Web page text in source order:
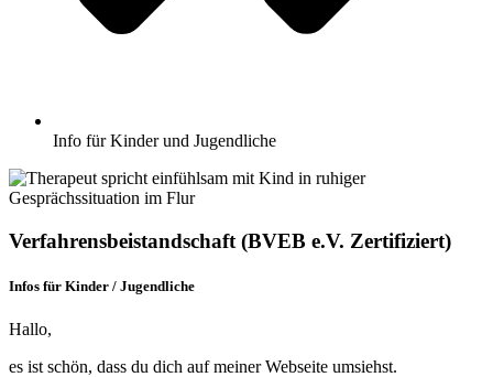
Info für Kinder und Jugendliche
Verfahrensbeistandschaft (BVEB e.V. Zertifiziert)
Infos für Kinder / Jugendliche
Hallo,
es ist schön, dass du dich auf meiner Webseite umsiehst.